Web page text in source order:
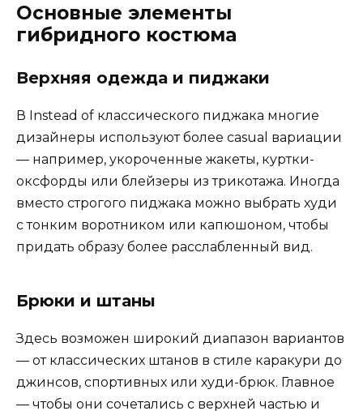
Основные элементы
гибридного костюма
Верхняя одежда и пиджаки
В Instead of классического пиджака многие
дизайнеры используют более casual вариации
— например, укороченные жакеты, куртки-
оксфорды или блейзеры из трикотажа. Иногда
вместо строгого пиджака можно выбрать худи
с тонким воротником или капюшоном, чтобы
придать образу более расслабленный вид.
Брюки и штаны
Здесь возможен широкий диапазон вариантов
— от классических штанов в стиле каракури до
джинсов, спортивных или худи-брюк. Главное
— чтобы они сочетались с верхней частью и